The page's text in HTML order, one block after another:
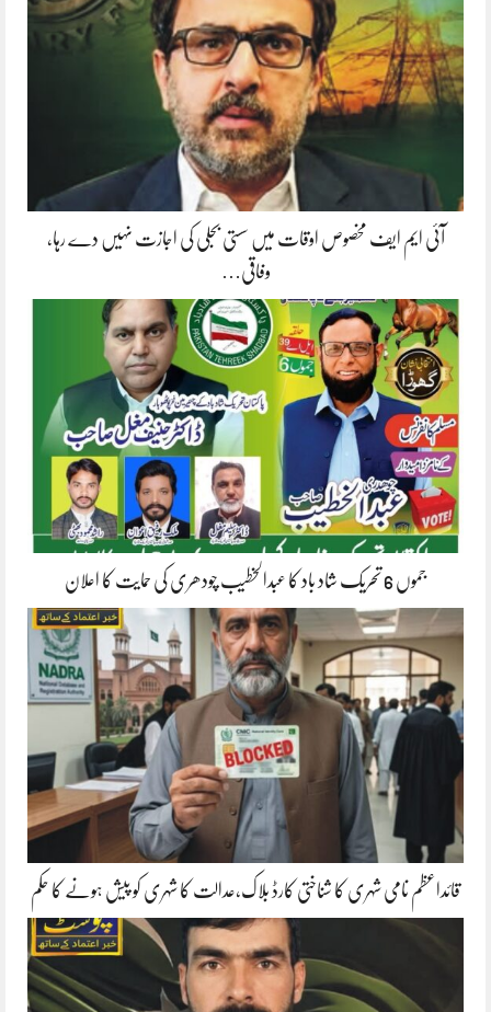
آئی ایم ایف مخصوص اوقات میں سستی بجلی کی اجازت نہیں دے رہا،
وفاقی…
جموں 6 تحریک شاد باد کا عبدالخطیب چودھری کی حمایت کا اعلان
قائداعظم نامی شہری کا شناختی کارڈ بلاک،عدالت کا شہری کو پیش ہونے کا حکم